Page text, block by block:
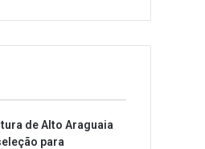
de Alto Araguaia
para